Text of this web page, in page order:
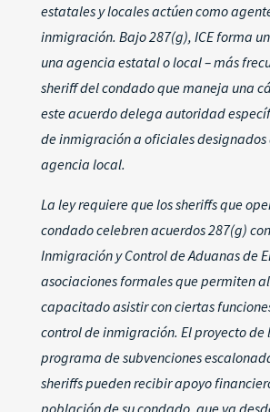
estatales y locales actúen como
inmigración. Bajo 287(g), ICE forma
una agencia estatal o local – más
sheriff del condado que maneja una
este acuerdo delega autoridad
de inmigración a oficiales designados
agencia local.
La ley requiere que los sheriffs que
condado celebren acuerdos 287(g)
Inmigración y Control de Aduanas de
asociaciones formales que permiten
capacitado asistir con ciertas
control de inmigración. El proyecto de
programa de subvenciones
sheriffs pueden recibir apoyo
población de su condado, que va